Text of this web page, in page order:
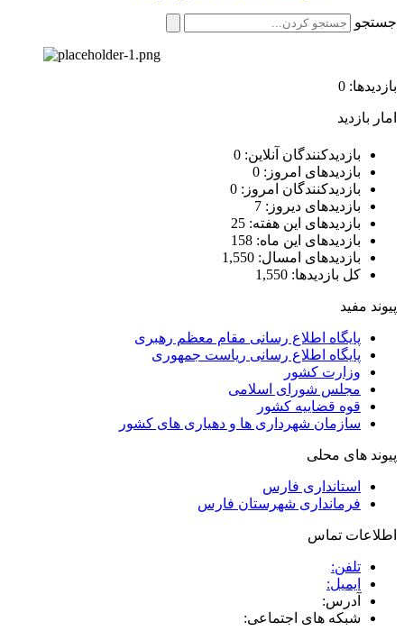
جستجو
بازدیدها: 0
امار بازدید
بازدیدکنندگان آنلاین: 0
بازدیدهای امروز: 0
بازدیدکنندگان امروز: 0
بازدیدهای دیروز: 7
بازدیدهای این هفته: 25
بازدیدهای این ماه: 158
بازدیدهای امسال: 1,550
کل بازدیدها: 1,550
پیوند مفید
پایگاه اطلاع رسانی مقام معظم رهبری
پایگاه اطلاع رسانی ریاست جمهوری
وزارت کشور
مجلس شورای اسلامی
قوه قضاییه کشور
سازمان شهرداری ها و دهیاری های کشور
پیوند های محلی
استانداری فارس
فرمانداری شهرستان فارس
اطلاعات تماس
تلفن:
ایمیل:
آدرس:
شبکه های اجتماعی: